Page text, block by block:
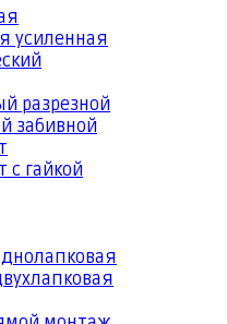
усиленная
разрезной
забивной
с гайкой